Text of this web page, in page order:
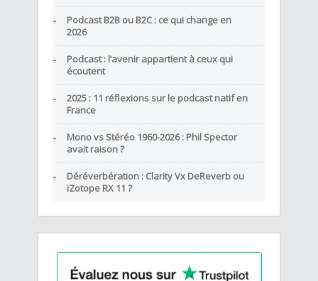
Podcast B2B ou B2C : ce qui change en
2026
Podcast : l’avenir appartient à ceux qui
écoutent
2025 : 11 réflexions sur le podcast natif en
France
Mono vs Stéréo 1960-2026 : Phil Spector
avait raison ?
Déréverbération : Clarity Vx DeReverb ou
iZotope RX 11 ?